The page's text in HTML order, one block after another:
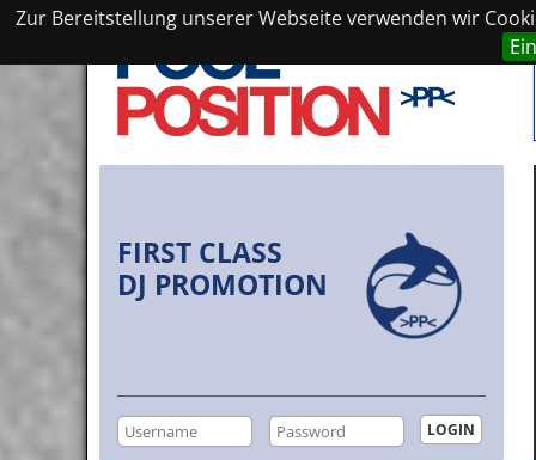
Zur Bereitstellung unserer Webseite verwenden wir
FIRST CLASS
DJ PROMOTION